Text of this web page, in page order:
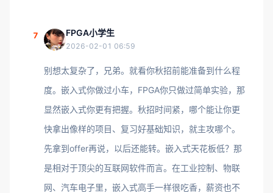
7 FPGA小学生
2026-02-01 06:59
别想太复杂了，兄弟。就看你秋招前能准备到什么程
度。嵌入式你做过小车，FPGA你只做过简单实验，那
显然嵌入式你更有把握。秋招时间紧，哪个能让你更
快拿出像样的项目、复习好基础知识，就主攻哪个。
先拿到offer再说，以后还能转。嵌入式天花板低？那
是相对于顶尖的互联网软件而言。在工业控制、物联
网、汽车电子里，嵌入式高手一样很吃香，薪资也不